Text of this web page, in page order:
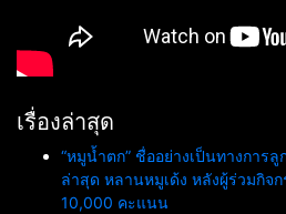
เรื่องล่าสุด
“หมูน้ำตก” ชื่ออย่างเป็นทางการ
ล่าสุด หลานหมูเด้ง หลังผู้ร่วมกิจ
10,000 คะแนน